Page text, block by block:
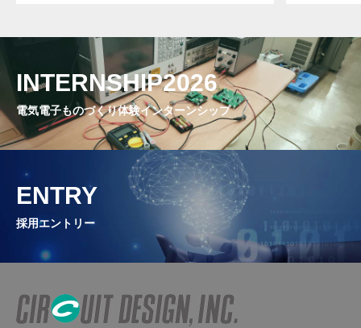
INTERNSHIP2026
電気電子ものづくり体験インターンシップ
ENTRY
採用エントリー